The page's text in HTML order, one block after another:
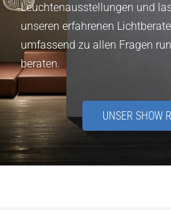
Leuchtenausstellungen und
unseren erfahrenen
umfassend zu allen Fragen
beraten.
UNSER SHOW